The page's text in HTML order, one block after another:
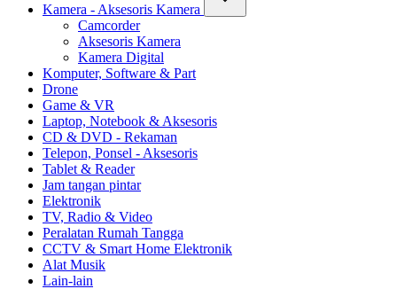
Kamera - Aksesoris Kamera
Camcorder
Aksesoris Kamera
Kamera Digital
Komputer, Software & Part
Drone
Game & VR
Laptop, Notebook & Aksesoris
CD & DVD - Rekaman
Telepon, Ponsel - Aksesoris
Tablet & Reader
Jam tangan pintar
Elektronik
TV, Radio & Video
Peralatan Rumah Tangga
CCTV & Smart Home Elektronik
Alat Musik
Lain-lain